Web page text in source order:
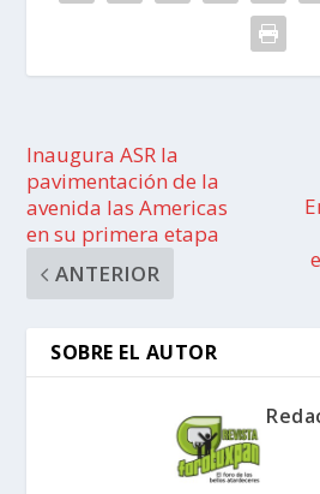
Inaugura ASR la
pavimentación de la
avenida las Americas
en su primera etapa
ANTERIOR
SOBRE EL AUTOR